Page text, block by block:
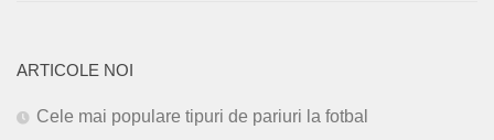
ARTICOLE NOI
Cele mai populare tipuri de pariuri la fotbal